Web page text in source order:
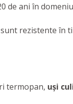
de ani în
rezistente în
termopan, uşi